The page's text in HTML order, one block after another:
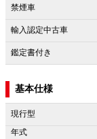
禁煙車
輸入認定中古車
鑑定書付き
基本仕様
現行型
年式